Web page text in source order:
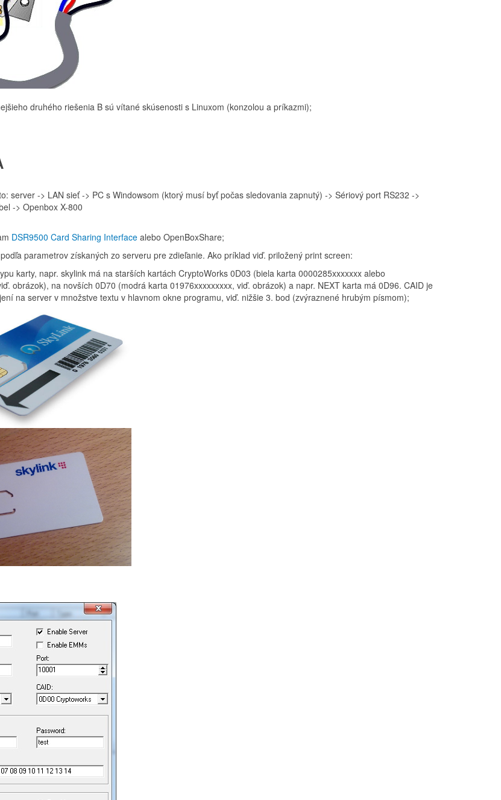
druhého riešenia B sú vítané skúsenosti s Linuxom (konzolou a príkazmi);
server -> LAN sieť -> PC s Windowsom (ktorý musí byť počas sledovania zapnutý) -> Sériový port RS232 ->
-> Openbox X-800
DSR9500 Card Sharing Interface alebo OpenBoxShare;
parametrov získaných zo serveru pre zdieľanie. Ako príklad viď. priložený print screen:
karty, napr. skylink má na starších kartách CryptoWorks 0D03 (biela karta 0000285xxxxxxx alebo
obrázok), na novších 0D70 (modrá karta 01976xxxxxxxxx, viď. obrázok) a napr. NEXT karta má 0D96. CAID je
na server v množstve textu v hlavnom okne programu, viď. nižšie 3. bod (zvýraznené hrubým písmom);